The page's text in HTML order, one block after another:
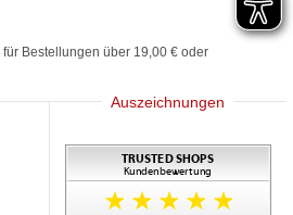
für Bestellungen über 19,00 € oder
Auszeichnungen